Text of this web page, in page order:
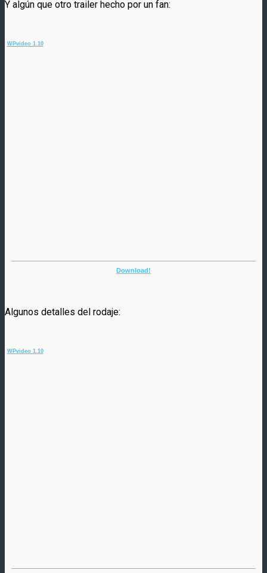
Y algún que otro trailer hecho por un fan:
WPvideo 1.10
Download!
Algunos detalles del rodaje:
WPvideo 1.10